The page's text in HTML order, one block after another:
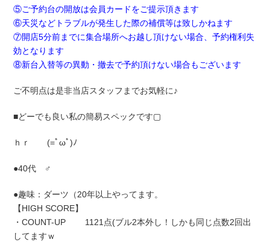
⑤ご予約台の開放は会員カードをご提示頂きます
⑥天災などトラブルが発生した際の補償等は致しかねます
⑦開店5分前までに集合場所へお越し頂けない場合、予約権利失
効となります
⑧新台入替等の異動・撤去で予約頂けない場合もございます
ご不明点は是非当店スタッフまでお気軽に♪
■どーでも良い私の簡易スペックです▢
ｈｒ (=ﾟωﾟ)ﾉ
●40代 ♂
●趣味：ダーツ（20年以上やってます。
【HIGH SCORE】
・COUNT-UP 1121点(ブル2本外し！しかも同じ点数2回出
してますｗ